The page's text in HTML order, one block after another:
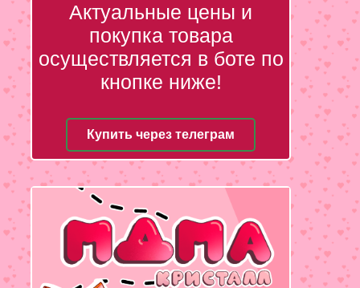
Актуальные цены и
покупка товара
осуществляется в боте по
кнопке ниже!
Купить через телеграм